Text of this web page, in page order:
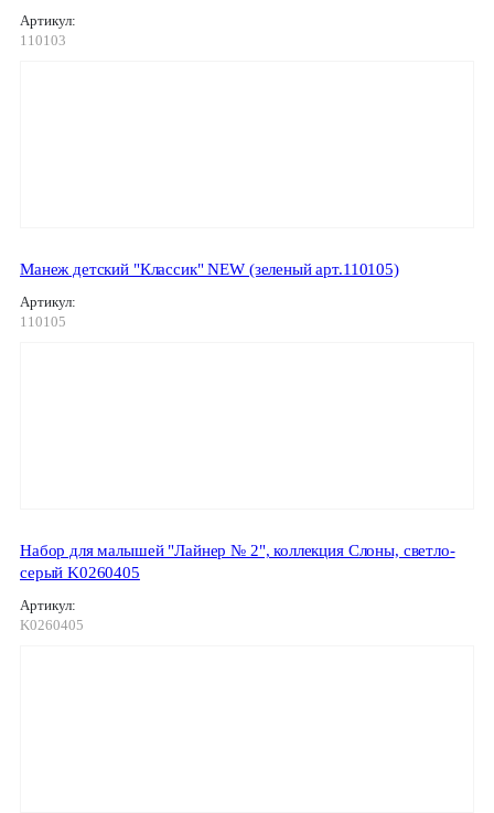
Артикул:
110103
Манеж детский "Классик" NEW (зеленый арт.110105)
Артикул:
110105
Набор для малышей "Лайнер № 2", коллекция Слоны, светло-
серый K0260405
Артикул:
K0260405